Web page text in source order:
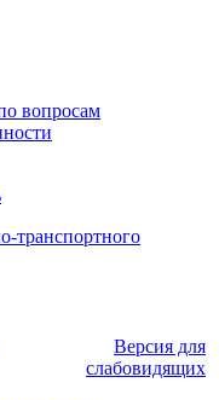
вопросам
транспортного
Версия для
слабовидящих